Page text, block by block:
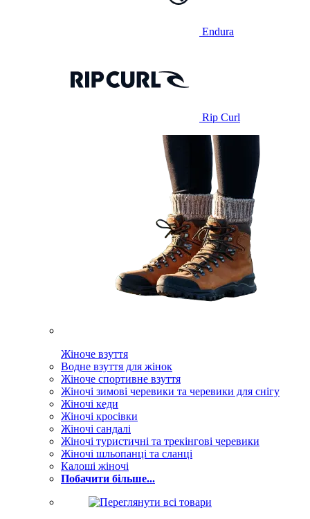
Endura
Rip Curl
Жіноче взуття
Водне взуття для жінок
Жіноче спортивне взуття
Жіночі зимові черевики та черевики для снігу
Жіночі кеди
Жіночі кросівки
Жіночі сандалі
Жіночі туристичні та трекінгові черевики
Жіночі шльопанці та сланці
Калоші жіночі
Побачити більше...